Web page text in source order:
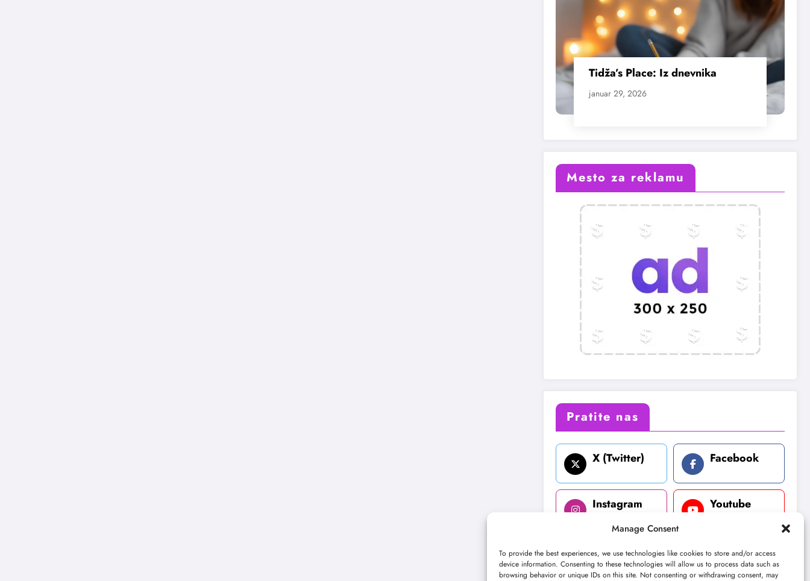
Manage Consent
To provide the best experiences, we use technologies like cookies to store and/or access
device information. Consenting to these technologies will allow us to process data such as
browsing behavior or unique IDs on this site. Not consenting or withdrawing consent, may
Tidža’s Place: Iz dnevnika
januar 29, 2026
Mesto za reklamu
Pratite nas
X (Twitter) Facebook
Instagram Youtube
LinkedIn